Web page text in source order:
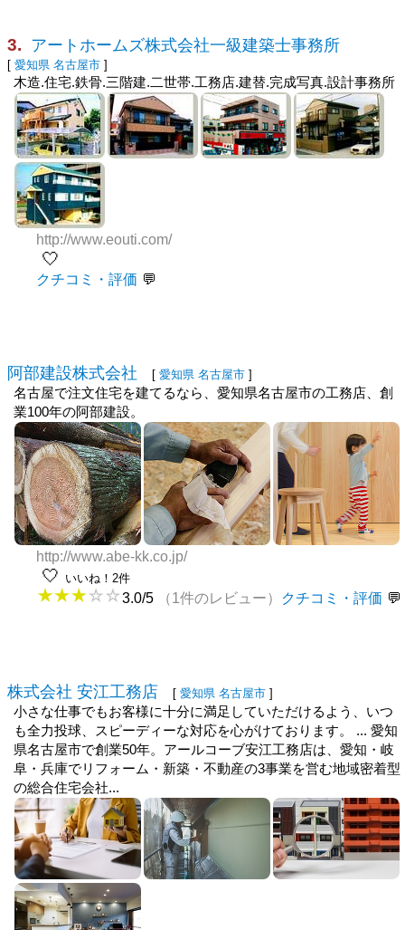
3. アートホームズ株式会社一級建築士事務所
[ 愛知県 名古屋市 ]
木造.住宅.鉄骨.三階建.二世帯.工務店.建替.完成写真.設計事務所
http://www.eouti.com/
🤍
クチコミ・評価
阿部建設株式会社 [ 愛知県 名古屋市 ]
名古屋で注文住宅を建てるなら、愛知県名古屋市の工務店、創
業100年の阿部建設。
http://www.abe-kk.co.jp/
🤍 いいね！2件
3.0/5 （1件のレビュー） クチコミ・評価
株式会社 安江工務店 [ 愛知県 名古屋市 ]
小さな仕事でもお客様に十分に満足していただけるよう、いつ
も全力投球、スピーディーな対応を心がけております。 ... 愛知
県名古屋市で創業50年。アールコーブ安江工務店は、愛知・岐
阜・兵庫でリフォーム・新築・不動産の3事業を営む地域密着型
の総合住宅会社...